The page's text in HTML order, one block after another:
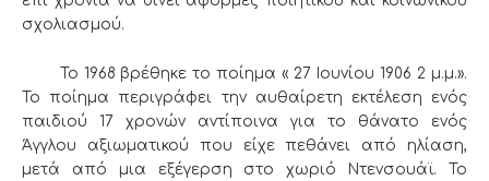
σχολιασμού.
Το 1968 βρέθηκε το ποίημα « 27 Ιουνίου 1906 2 μ.μ.».
Το ποίημα περιγράφει την αυθαίρετη εκτέλεση ενός
παιδιού 17 χρονών αντίποινα για το θάνατο ενός
Άγγλου αξιωματικού που είχε πεθάνει από ηλίαση,
μετά από μια εξέγερση στο χωριό Ντενσουάϊ. Το